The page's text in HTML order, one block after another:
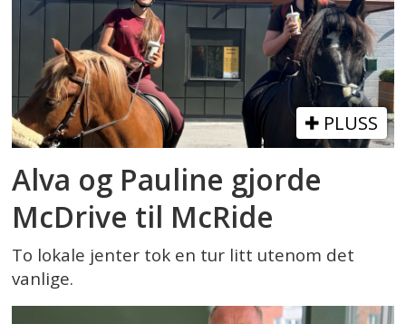
PLUSS
Alva og Pauline gjorde
McDrive til McRide
To lokale jenter tok en tur litt utenom det
vanlige.